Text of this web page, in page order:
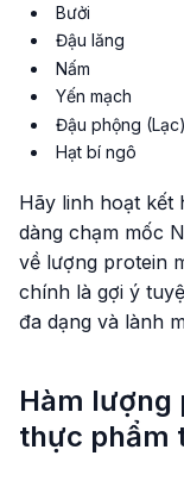
Bưởi
Đậu lăng
Nấm
Yến mạch
Đậu phộng (Lạc)
Hạt bí ngô
Hãy linh hoạt kết
dàng chạm mốc
về lượng protein
chính là gợi ý
đa dạng và lành
Hàm lượng
thực phẩm